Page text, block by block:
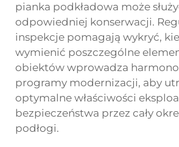
pianka podkładowa może
odpowiedniej konserwacji.
inspekcje pomagają wykryć,
wymienić poszczególne
obiektów wprowadza
programy modernizacji, aby
optymalne właściwości
bezpieczeństwa przez cały
podłogi.